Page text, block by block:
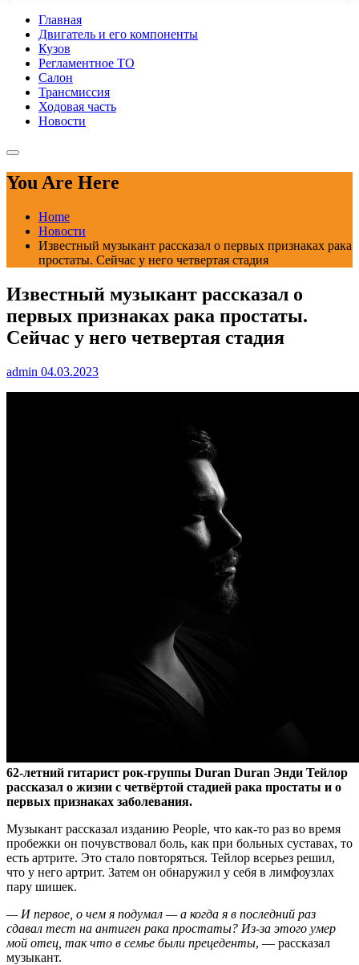
Главная
Двигатель и его компоненты
Кузов
Регламентное ТО
Салон
Трансмиссия
Ходовая часть
Новости
You Are Here
Home
Новости
Известный музыкант рассказал о первых признаках рака
простаты. Сейчас у него четвертая стадия
Известный музыкант рассказал о
первых признаках рака простаты.
Сейчас у него четвертая стадия
admin 04.03.2023
62-летний гитарист рок-группы Duran Duran Энди Тейлор
рассказал о жизни с четвёртой стадией рака простаты и о
первых признаках заболевания.
Музыкант рассказал изданию People, что как-то раз во время
пробежки он почувствовал боль, как при больных суставах, то
есть артрите. Это стало повторяться. Тейлор всерьез решил,
что у него артрит. Затем он обнаружил у себя в лимфоузлах
пару шишек.
— И первое, о чем я подумал — а когда я в последний раз
сдавал тест на антиген рака простаты? Из-за этого умер
мой отец, так что в семье были прецеденты, — рассказал
музыкант.